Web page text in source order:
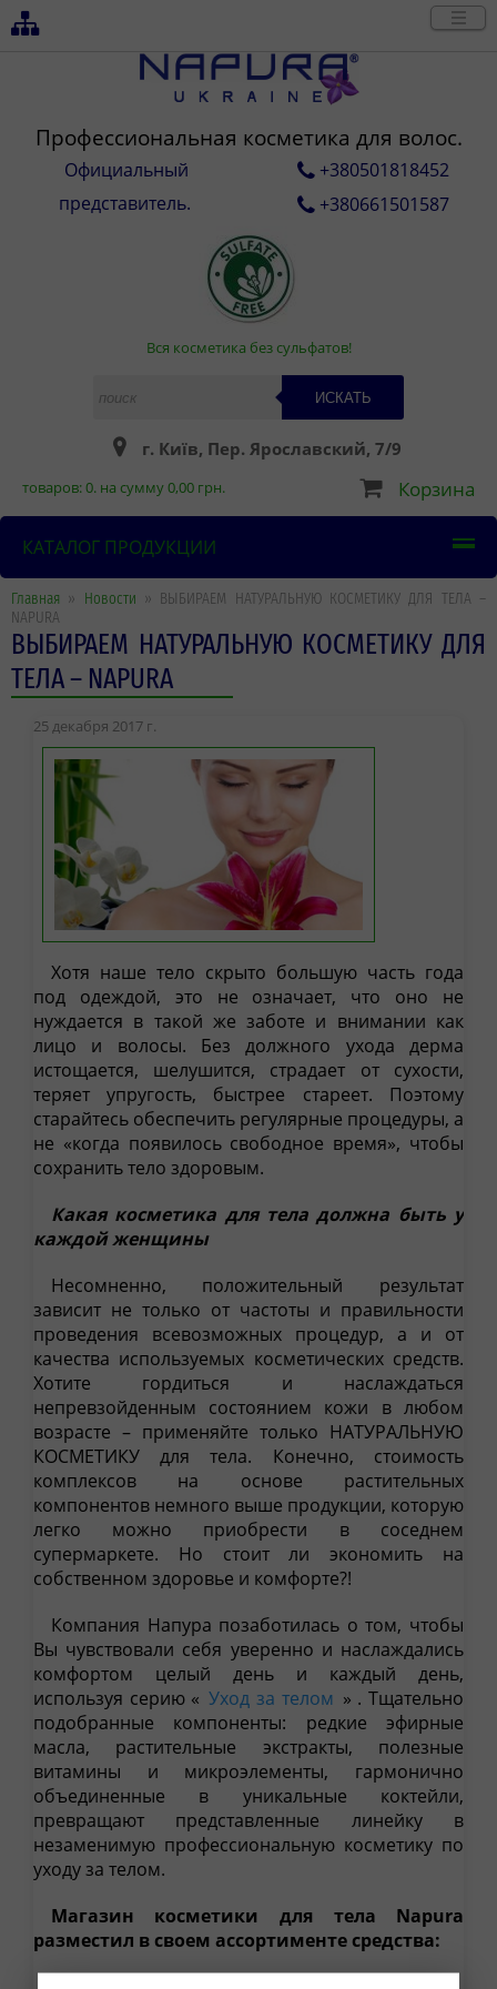
Профессиональная косметика для волос.
Официальный
представитель.
+380501818452
+380661501587
Вся косметика без сульфатов!
ИСКАТЬ
г. Київ, Пер. Ярославский, 7/9
товаров:0. на сумму0,00 грн. Корзина
КАТАЛОГ ПРОДУКЦИИ
Главная » Новости » ВЫБИРАЕМ НАТУРАЛЬНУЮ КОСМЕТИКУ ДЛЯ ТЕЛА –
NAPURA
ВЫБИРАЕМ НАТУРАЛЬНУЮ КОСМЕТИКУ ДЛЯ
ТЕЛА – NAPURA
25 декабря 2017 г.
Хотя наше тело скрыто большую часть года
под одеждой, это не означает, что оно не
нуждается в такой же заботе и внимании как
лицо и волосы. Без должного ухода дерма
истощается, шелушится, страдает от сухости,
теряет упругость, быстрее стареет. Поэтому
старайтесь обеспечить регулярные процедуры, а
не «когда появилось свободное время», чтобы
сохранить тело здоровым.
Какая косметика для тела должна быть у
каждой женщины
Несомненно, положительный результат
зависит не только от частоты и правильности
проведения всевозможных процедур, а и от
качества используемых косметических средств.
Хотите гордиться и наслаждаться
непревзойденным состоянием кожи в любом
возрасте – применяйте только НАТУРАЛЬНУЮ
КОСМЕТИКУ для тела. Конечно, стоимость
комплексов на основе растительных
компонентов немного выше продукции, которую
легко можно приобрести в соседнем
супермаркете. Но стоит ли экономить на
собственном здоровье и комфорте?!
Компания Напура позаботилась о том, чтобы
Вы чувствовали себя уверенно и наслаждались
комфортом целый день и каждый день,
используя серию « Уход за телом » . Тщательно
подобранные компоненты: редкие эфирные
масла, растительные экстракты, полезные
витамины и микроэлементы, гармонично
объединенные в уникальные коктейли,
превращают представленные линейку в
незаменимую профессиональную косметику по
уходу за телом.
Магазин косметики для тела Napura
разместил в своем ассортименте средства: